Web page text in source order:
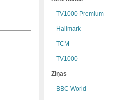
TV1000 Premium
Hallmark
TCM
TV1000
Ziņas
BBC World